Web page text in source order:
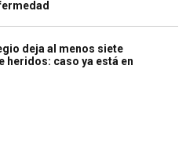
deja al menos siete
heridos: caso ya está en